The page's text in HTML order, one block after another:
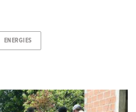
ENERGIES